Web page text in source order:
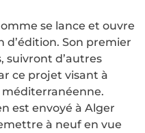
se lance et ouvre
d’édition. Son premier
suivront d’autres
ce projet visant à
est envoyé à Alger
à neuf en vue